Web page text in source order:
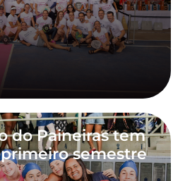
do Paineiras tem
semestre